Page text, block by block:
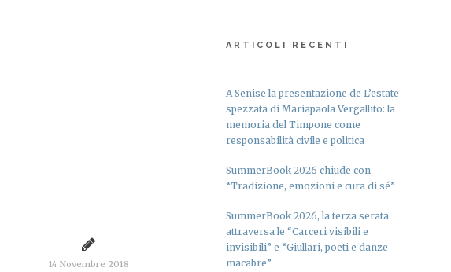
14 Novembre 2018
ARTICOLI RECENTI
A Senise la presentazione de L’estate
spezzata di Mariapaola Vergallito: la
memoria del Timpone come
responsabilità civile e politica
SummerBook 2026 chiude con
“Tradizione, emozioni e cura di sé”
SummerBook 2026, la terza serata
attraversa le “Carceri visibili e
invisibili” e “Giullari, poeti e danze
macabre”